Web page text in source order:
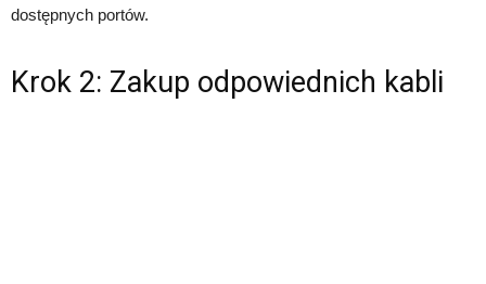
dostępnych portów.
Krok 2: Zakup odpowiednich kabli